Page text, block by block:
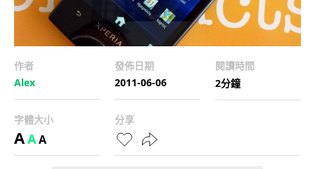
作者
Alex
發佈日期
2011-06-06
閱讀時間
2分鐘
字體大小
AAA
分享